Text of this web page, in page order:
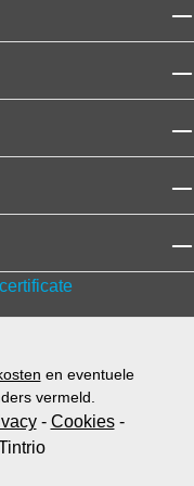
en eventuele
vermeld.
- Cookies-